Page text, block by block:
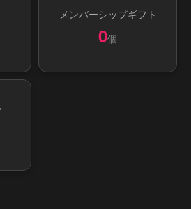
メンバーシップギフト
0個